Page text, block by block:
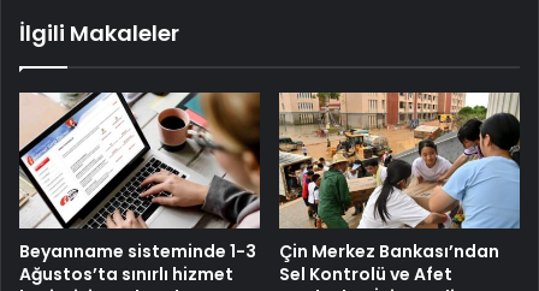
İlgili Makaleler
Beyanname sisteminde 1-3
Ağustos’ta sınırlı hizmet
Çin Merkez Bankası’ndan
Sel Kontrolü ve Afet